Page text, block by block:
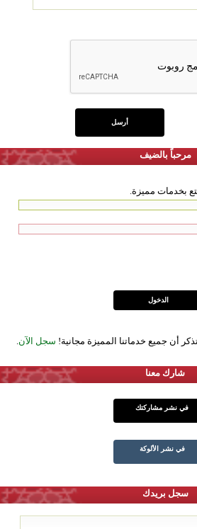
مرحباً بالضيف
بخدمات مميزة.
أن جميع خدماتنا المميزة مجانية! سجل الآن
شارك معنا
في نشر مشاركتك
في نشر الألوكة
سجل بريدك